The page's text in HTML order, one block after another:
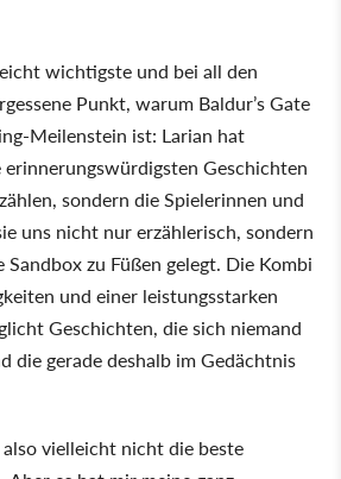
wichtigste und bei all den
Punkt, warum Baldur’s Gate
Meilenstein ist: Larian hat
erinnerungswürdigsten Geschichten
sondern die Spielerinnen und
uns nicht nur erzählerisch, sondern
zu Füßen gelegt. Die Kombi
und einer leistungsstarken
Geschichten, die sich niemand
die gerade deshalb im Gedächtnis
also vielleicht nicht die beste